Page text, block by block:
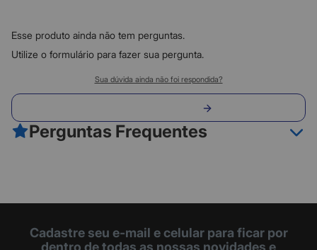
1
0
Esse produto ainda não tem perguntas.
Utilize o formulário para fazer sua pergunta.
Sua dúvida ainda não foi respondida?
Perguntas Frequentes
Cadastre seu e-mail e celular para ficar por
dentro de todas as nossas novidades e